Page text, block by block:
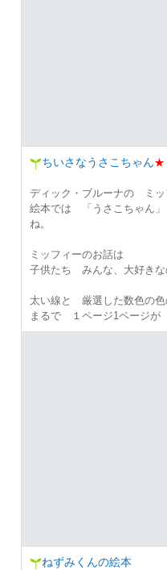
ちいさなうさこちゃん★
ディック・ブルーナの ミッ
絵本では 「うさこちゃん
ね。
ミッフィーのお話は
子供たち みんな、大好きな
太い線と 厳選した数色の
まるで １ページ1ページが
ねずみくんの絵本